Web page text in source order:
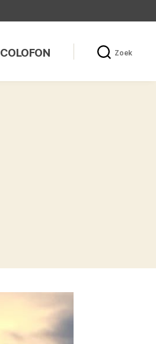
COLOFON Zoek